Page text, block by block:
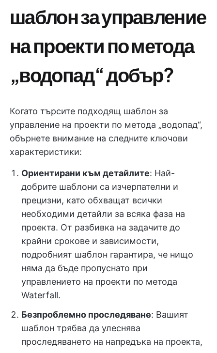
шаблон за управление
на проекти по метода
„водопад“ добър?
Когато търсите подходящ шаблон за
управление на проекти по метода „водопад“,
обърнете внимание на следните ключови
характеристики:
Ориентирани към детайлите: Най-
добрите шаблони са изчерпателни и
прецизни, като обхващат всички
необходими детайли за всяка фаза на
проекта. От разбивка на задачите до
крайни срокове и зависимости,
подробният шаблон гарантира, че нищо
няма да бъде пропуснато при
управлението на проекти по метода
Waterfall.
Безпроблемно проследяване: Вашият
шаблон трябва да улеснява
проследяването на напредъка на проекта,